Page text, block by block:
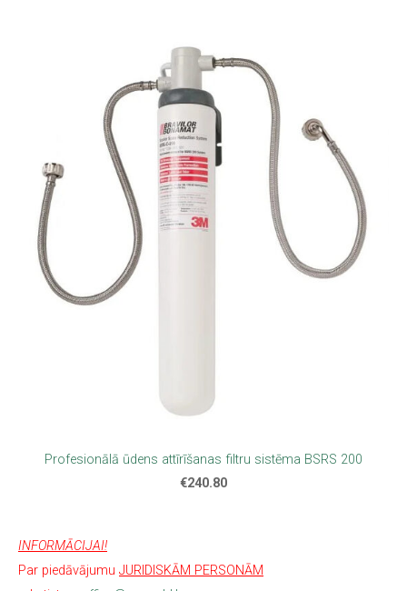
INFORMĀCIJAI!
Par piedāvājumu JURIDISKĀM PERSONĀM
Profesionālā ūdens attīrīšanas filtru sistēma BSRS 200
€240.80